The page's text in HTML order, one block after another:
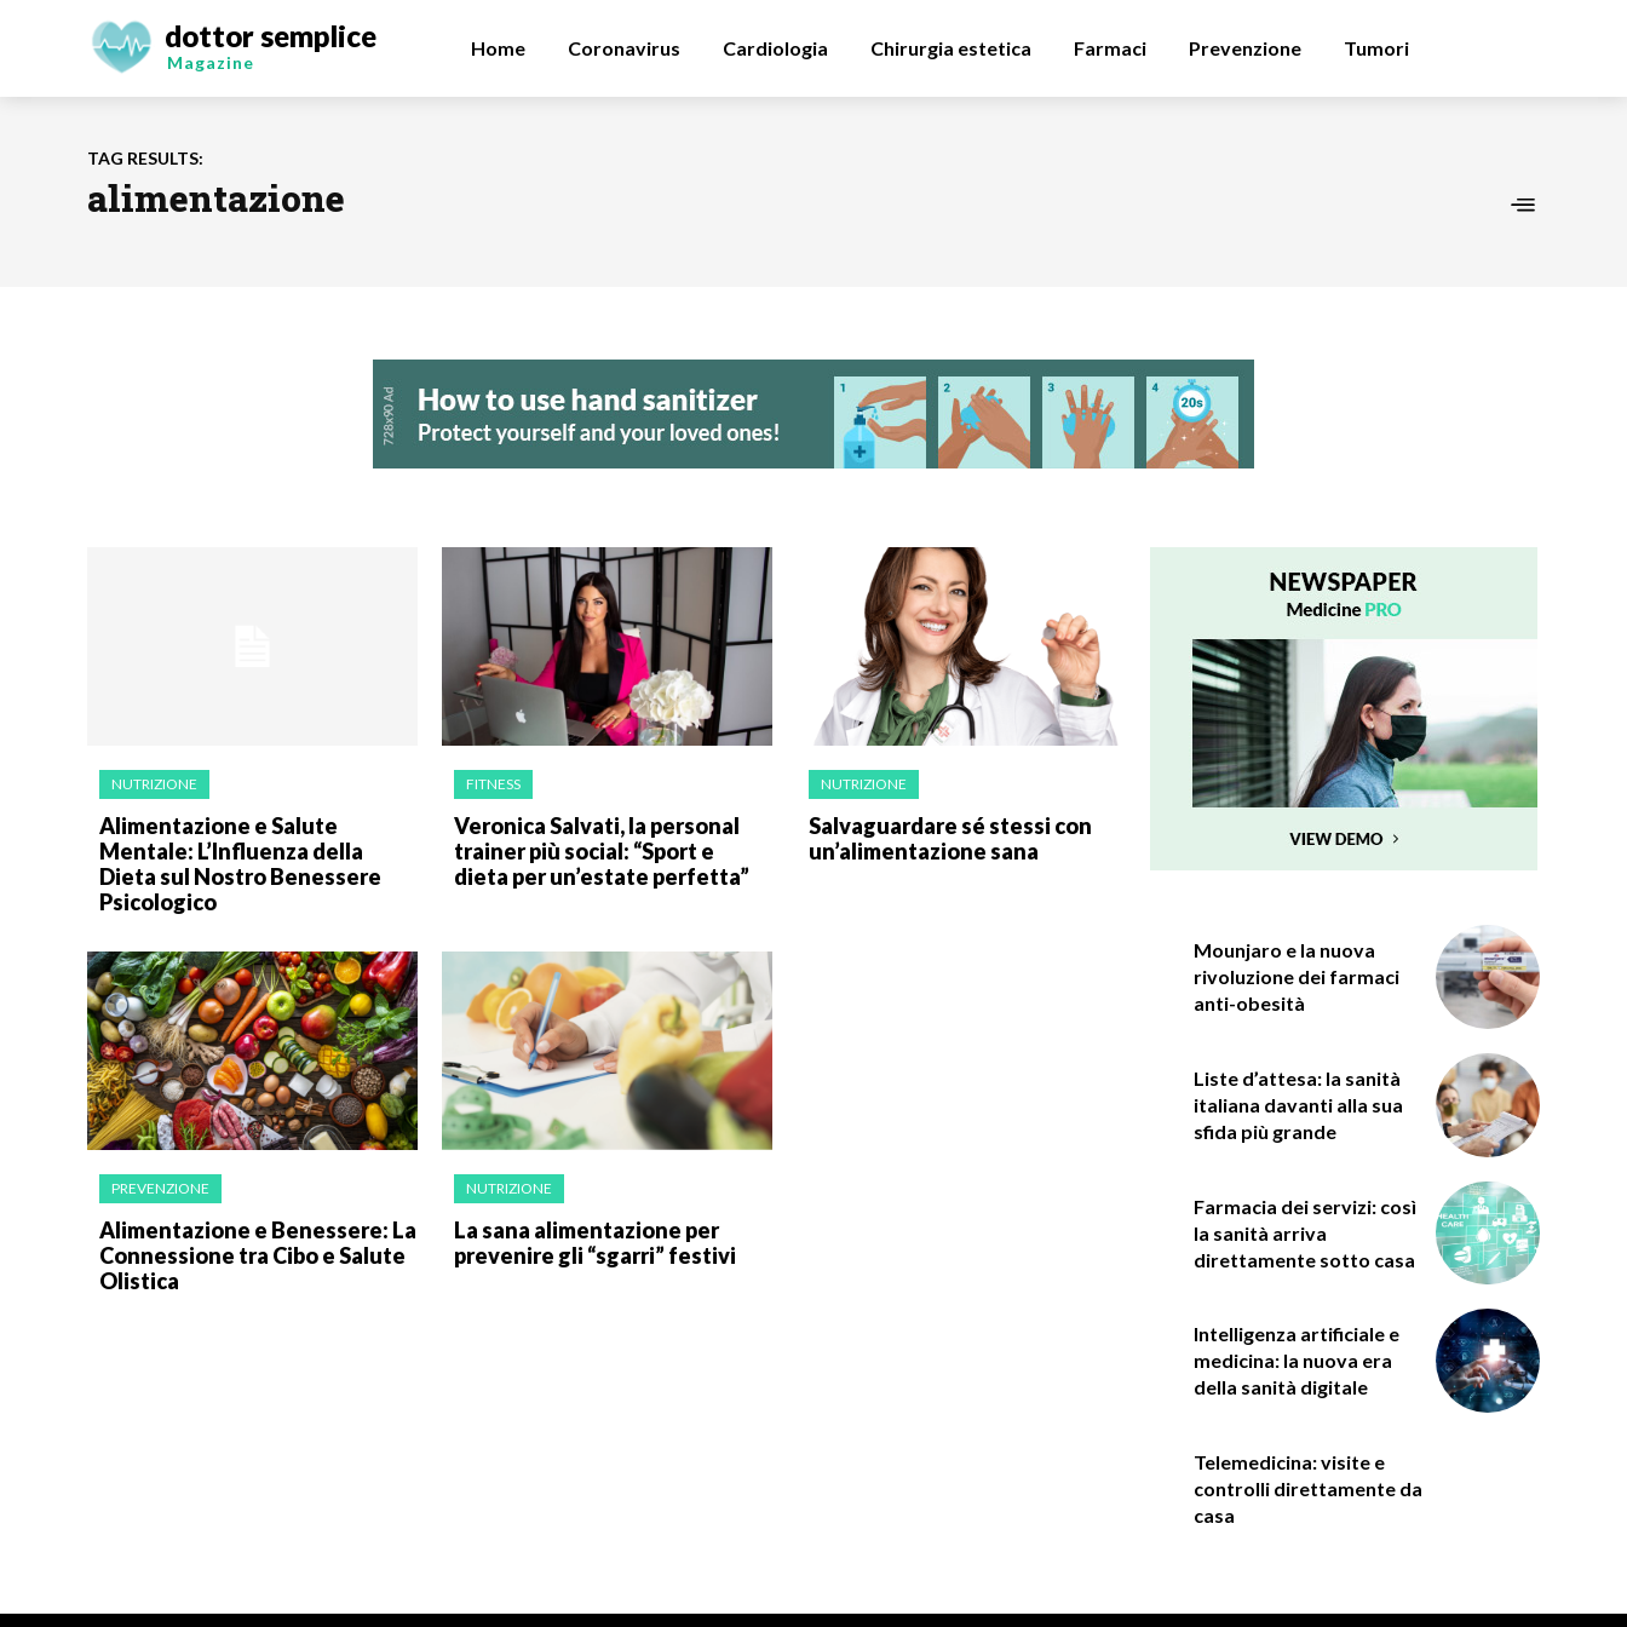
dottor semplice
Magazine
Home Coronavirus Cardiologia Chirurgia estetica Farmaci Prevenzione Tumori
TAG RESULTS:
alimentazione
NUTRIZIONE
Alimentazione e Salute
Mentale: L’Influenza della
Dieta sul Nostro Benessere
Psicologico
FITNESS
Veronica Salvati, la personal
trainer più social: “Sport e
dieta per un’estate perfetta”
NUTRIZIONE
Salvaguardare sé stessi con
un’alimentazione sana
PREVENZIONE
Alimentazione e Benessere: La
Connessione tra Cibo e Salute
Olistica
NUTRIZIONE
La sana alimentazione per
prevenire gli “sgarri” festivi
Mounjaro e la nuova
rivoluzione dei farmaci
anti-obesità
Liste d’attesa: la sanità
italiana davanti alla sua
sfida più grande
Farmacia dei servizi: così
la sanità arriva
direttamente sotto casa
Intelligenza artificiale e
medicina: la nuova era
della sanità digitale
Telemedicina: visite e
controlli direttamente da
casa